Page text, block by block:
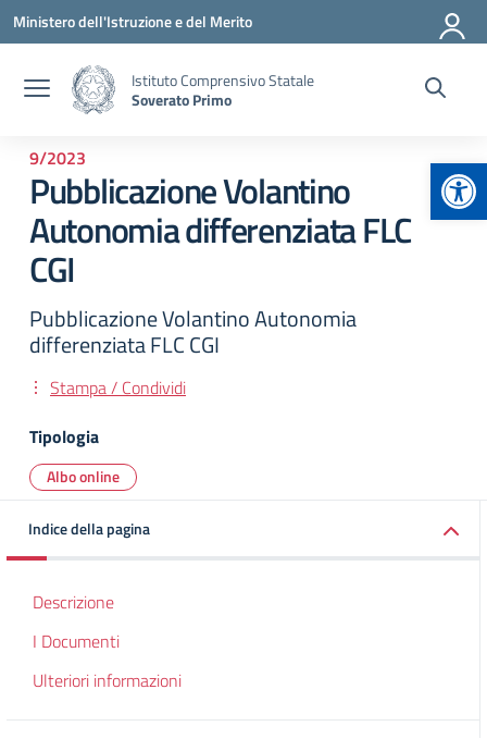
Vai ai contenuti
Vai al menu di navigazione
Vai al footer
Ministero dell'Istruzione e del Merito
Istituto Comprensivo Statale
Soverato Primo
9/2023
Pubblicazione Volantino
Autonomia differenziata FLC
CGI
Pubblicazione Volantino Autonomia
differenziata FLC CGI
Stampa / Condividi
Tipologia
Albo online
Indice della pagina
Descrizione
I Documenti
Ulteriori informazioni